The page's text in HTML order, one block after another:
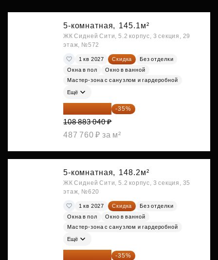
5-комнатная, 145.1м²
ЖК Сидней Сити, 5.2 корпус, 3 секция, 29
этаж, №572
1 кв 2027 Скидка
Без отделки
Окна в пол
Окно в ванной
Мастер-зона с санузлом и гардеробной
Ещё
70 773 976 ₽ -35%
108 883 040 ₽
487 760 ₽ за м²
5-комнатная, 148.2м²
ЖК Сидней Сити, 5.2 корпус, 3 секция, 35
этаж, №620
1 кв 2027 Скидка
Без отделки
Окна в пол
Окно в ванной
Мастер-зона с санузлом и гардеробной
Ещё
72 671 352 ₽ -35%